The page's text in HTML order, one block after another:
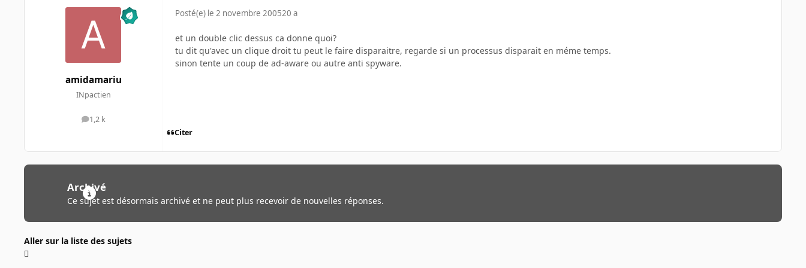
amidamariu
INpactien
1,2 k
messages
Posté(e) le 2 novembre 200520 a
et un double clic dessus ca donne quoi?
tu dit qu'avec un clique droit tu peut le faire disparaitre, regarde si un processus disparait en méme temps.
sinon tente un coup de ad-aware ou autre anti spyware.
Citer
Archivé
Ce sujet est désormais archivé et ne peut plus recevoir de nouvelles réponses.
Aller sur la liste des sujets